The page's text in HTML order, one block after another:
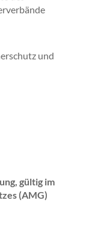
und
gültig im
(AMG)